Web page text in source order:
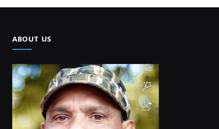
ABOUT US